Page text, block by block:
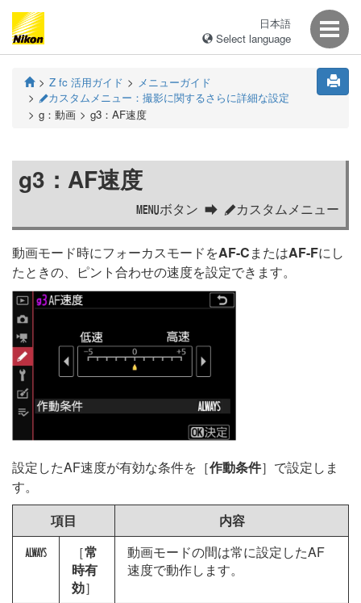
日本語
Select language
Z fc 活用ガイド メニューガイド
Aカスタムメニュー：撮影に関するさらに詳細な設定
g：動画
g3：AF速度
g3：AF速度
Gボタン Aカスタムメニュー
動画モード時にフォーカスモードをAF-CまたはAF-Fにし
たときの、ピント合わせの速度を設定できます。
設定したAF速度が有効な条件を［作動条件］で設定しま
す。
項目
内容
D ［常
時有
効］
動画モードの間は常に設定したAF
速度で動作します。